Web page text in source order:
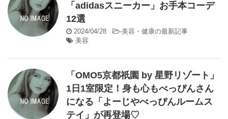
「adidasスニーカー」お手本コーデ
12選
2024/04/28 -美容・健康の最新記事
美容
「OMO5京都祇園 by 星野リゾート」
1日1室限定！身も心もべっぴんさん
になる「よーじやべっぴんルームス
テイ」が再登場♡